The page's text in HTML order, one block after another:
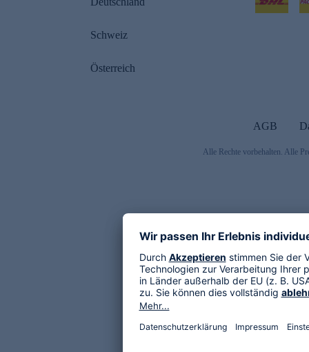
Schweiz
Österreich
AGB
Alle Rechte vorbehalten. Alle